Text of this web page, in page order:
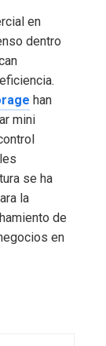
en
dentro
han
mini
se ha
la
de
en